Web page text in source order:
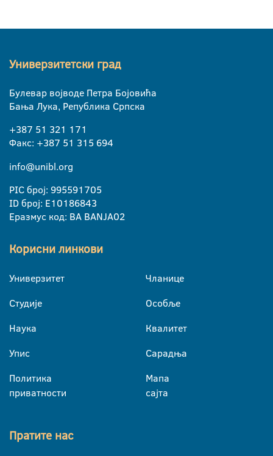
Универзитетски град
Булевар војводе Петра Бојовића
Бања Лука, Република Српска
+387 51 321 171
Факс: +387 51 315 694
info@unibl.org
PIC број: 995591705
ID број: E10186843
Еразмус код: BA BANJA02
Корисни линкови
Универзитет
Студије
Наука
Упис
Политика
приватности
Чланице
Особље
Квалитет
Сарадња
Мапа
сајта
Пратите нас